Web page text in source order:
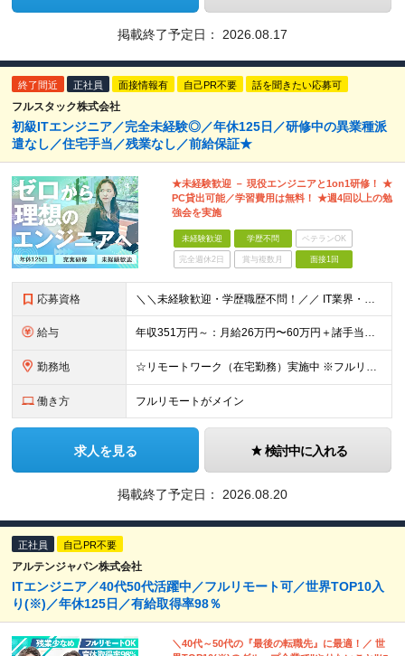
掲載終了予定日： 2026.08.17
終了間近 正社員 面接情報有 自己PR不要 話を聞きたい応募可
フルスタック株式会社
初級ITエンジニア／完全未経験◎／年休125日／研修中の異業種派
遣なし／住宅手当／残業なし／前給保証★
★未経験歓迎 － 現役エンジニアと1on1研修！ ★
PC貸出可能／学習費用は無料！ ★週4回以上の勉
強会を実施
未経験歓迎 学歴不問 ベテランOK
完全週休2日 賞与複数月 面接1回
応募資格 ＼＼未経験歓迎・学歴職歴不問！／／ IT業界・エンジニアを目指す方を お待ちしています。 経歴・スキルに自信がない方も お気軽にご応募ください。 【こんな不安を抱える方に】 ▼今の職場では正当に評価
給与 年収351万円～：月給26万円〜60万円＋諸手当＋インセンティブ（２種）＋賞与 ★Point 設立から9ヶ月で全社員2万円の昇給実績 ※成果はしっかりと還元いたします！ ★Point 100％年
勤務地 ☆リモートワーク（在宅勤務）実施中 ※フルリモート可 【グループ本社】東京都中央区八丁堀3-6-6 アド京橋ビル2F ∟宝町駅 5分/京橋駅 7分/八丁堀駅7分/JR東京駅10分 【プロジェクト先
働き方 フルリモートがメイン
求人を見る 検討中に入れる
掲載終了予定日： 2026.08.20
正社員 自己PR不要
アルテンジャパン株式会社
ITエンジニア／40代50代活躍中／フルリモート可／世界TOP10入
り(※)／年休125日／有給取得率98％
＼40代～50代の『最後の転職先』に最適！／ 世